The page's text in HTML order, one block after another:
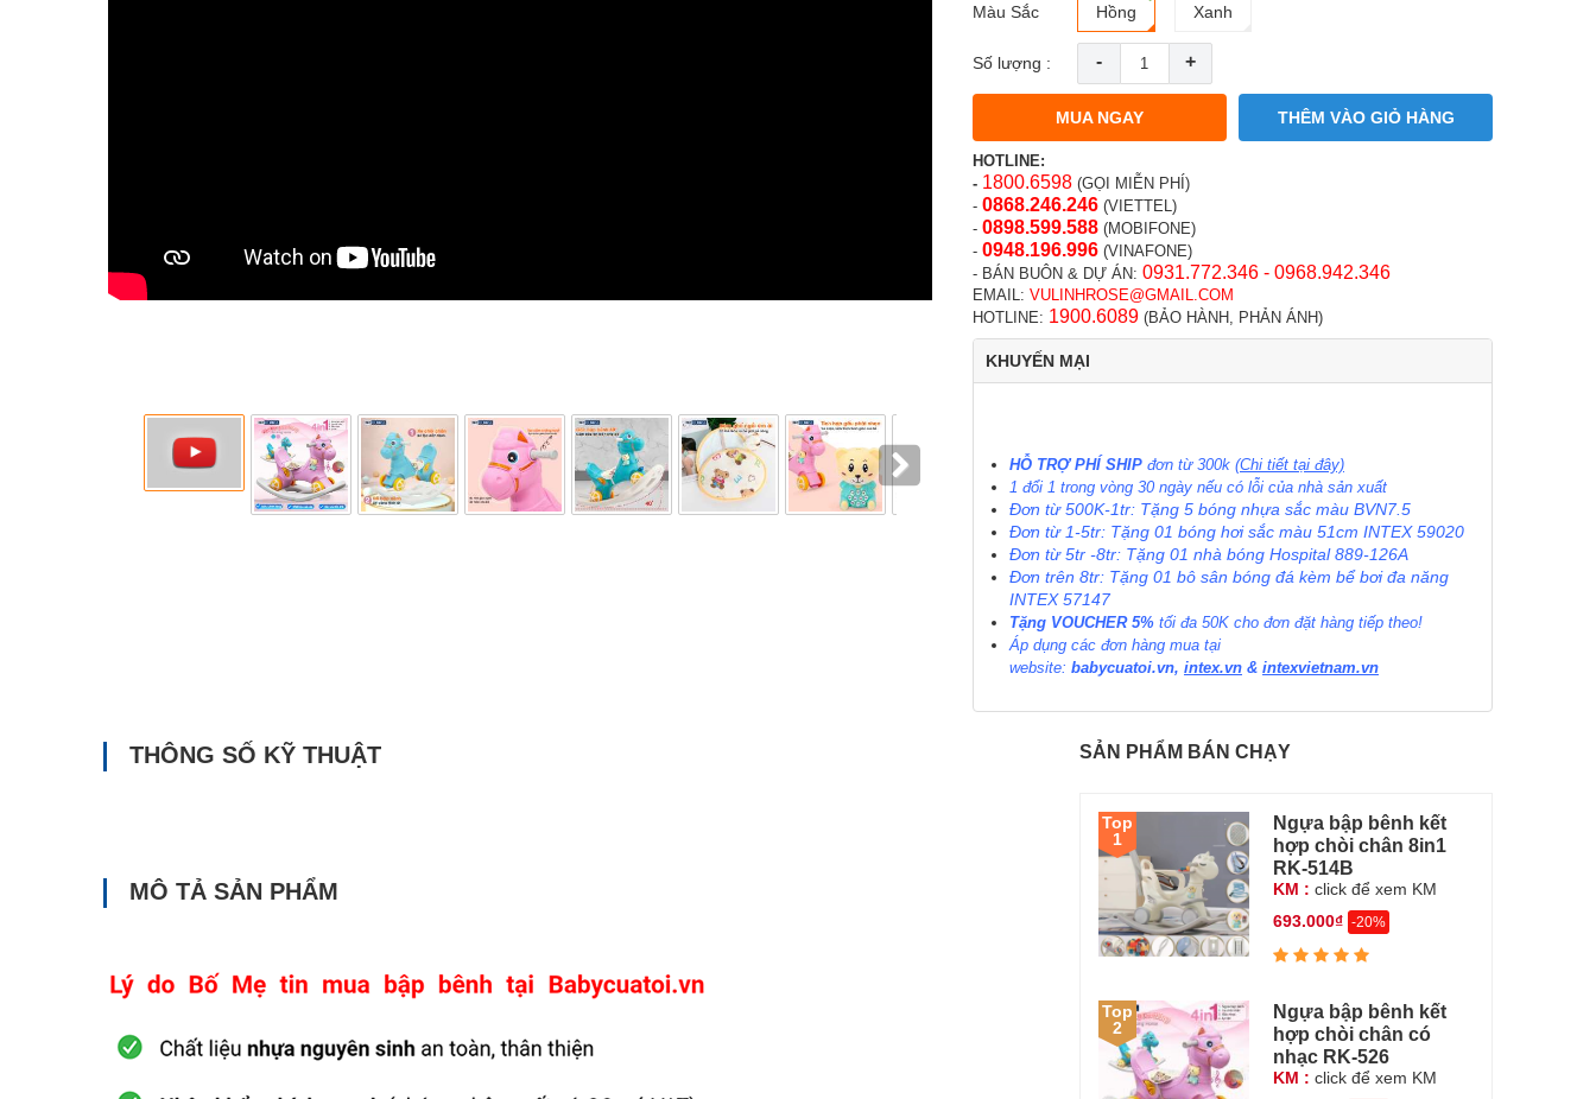
Màu Sắc Hồng Xanh
Số lượng : - +
MUA NGAY THÊM VÀO GIỎ HÀNG
HOTLINE:
- 1800.6598 (GỌI MIỄN PHÍ)
- 0868.246.246 (VIETTEL)
- 0898.599.588 (MOBIFONE)
- 0948.196.996 (VINAFONE)
- BÁN BUÔN & DỰ ÁN: 0931.772.346 - 0968.942.346
EMAIL: VULINHROSE@GMAIL.COM
HOTLINE: 1900.6089 (BẢO HÀNH, PHẢN ÁNH)
KHUYẾN MẠI
HỖ TRỢ PHÍ SHIP đơn từ 300k (Chi tiết tại đây)
1 đổi 1 trong vòng 30 ngày nếu có lỗi của nhà sản xuất
Đơn từ 500K-1tr: Tặng 5 bóng nhựa sắc màu BVN7.5
Đơn từ 1-5tr: Tặng 01 bóng hơi sắc màu 51cm INTEX 59020
Đơn từ 5tr -8tr: Tặng 01 nhà bóng Hospital 889-126A
Đơn trên 8tr: Tặng 01 bô sân bóng đá kèm bể bơi đa năng
INTEX 57147
Tặng VOUCHER 5% tối đa 50K cho đơn đặt hàng tiếp theo!
Áp dụng các đơn hàng mua tại
website: babycuatoi.vn, intex.vn & intexvietnam.vn
THÔNG SỐ KỸ THUẬT
MÔ TẢ SẢN PHẨM
SẢN PHẨM BÁN CHẠY
Top
1
Ngựa bập bênh kết
hợp chòi chân 8in1
RK-514B
KM : click để xem KM
693.000₫ -20%
Top
2
Ngựa bập bênh kết
hợp chòi chân có
nhạc RK-526
KM : click để xem KM